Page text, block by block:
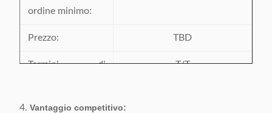
della
dopo le
pianta del
ordine minimo:
Prezzo: TBD
Termini di
T/T
Termine di
4. Vantaggio competitivo: